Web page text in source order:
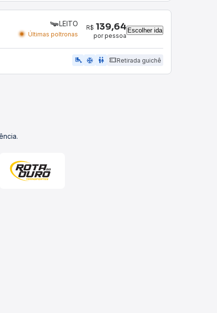
LEITO
Últimas poltronas
R$ 139,64
por pessoa
Escolher ida
airline_seat_legroom_extra ac_unit wc Retirada guichê